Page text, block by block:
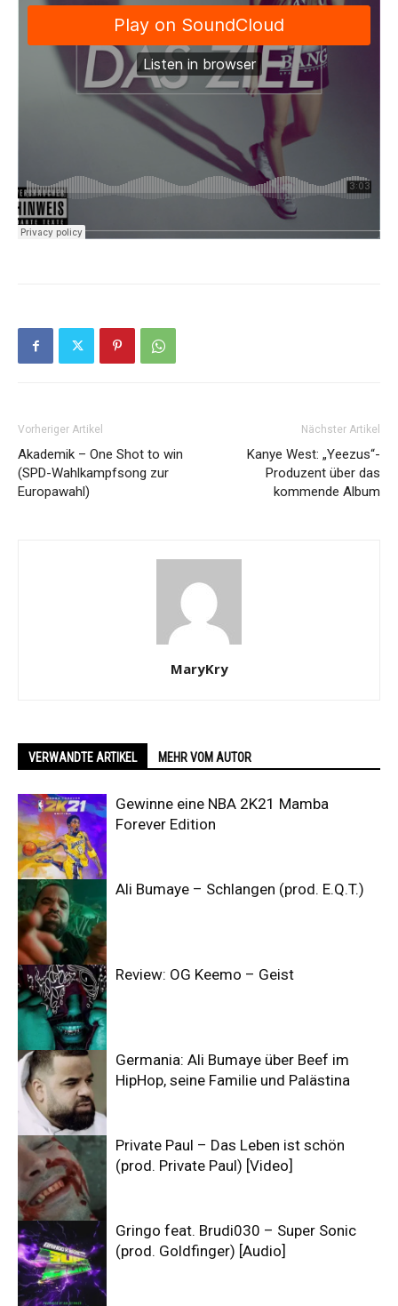
Vorheriger Artikel
Akademik – One Shot to win
(SPD-Wahlkampfsong zur
Europawahl)
Nächster Artikel
Kanye West: „Yeezus“-
Produzent über das
kommende Album
MaryKry
VERWANDTE ARTIKEL MEHR VOM AUTOR
Gewinne eine NBA 2K21 Mamba
Forever Edition
Ali Bumaye – Schlangen (prod. E.Q.T.)
Review: OG Keemo – Geist
Germania: Ali Bumaye über Beef im
HipHop, seine Familie und Palästina
Private Paul – Das Leben ist schön
(prod. Private Paul) [Video]
Gringo feat. Brudi030 – Super Sonic
(prod. Goldfinger) [Audio]